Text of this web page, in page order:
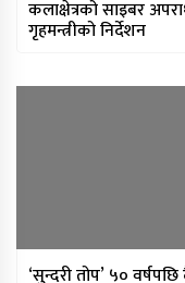
कलाक्षेत्रको साइबर
गृहमन्त्रीको निर्देशन
‘सुन्दरी तोप’ ५०